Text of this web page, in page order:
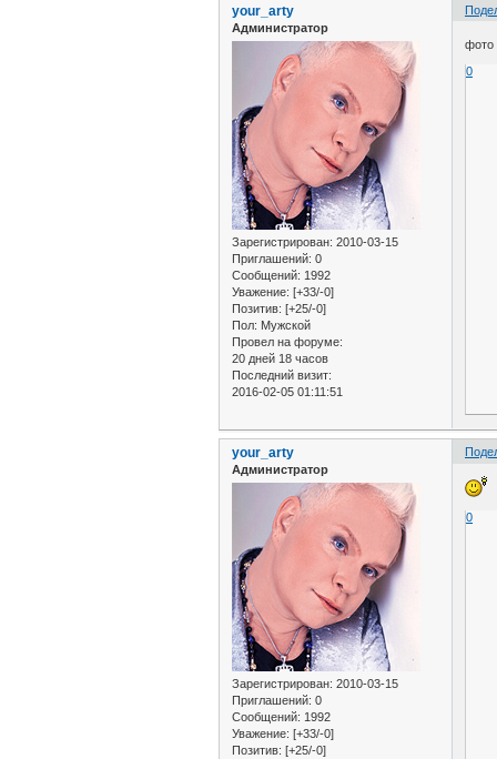
your_arty
Администратор
Зарегистрирован: 2010-03-15
Приглашений: 0
Сообщений: 1992
Уважение: [+33/-0]
Позитив: [+25/-0]
Пол: Мужской
Провел на форуме:
20 дней 18 часов
Последний визит:
2016-02-05 01:11:51
фото
0
your_arty
Администратор
Зарегистрирован: 2010-03-15
Приглашений: 0
Сообщений: 1992
Уважение: [+33/-0]
Позитив: [+25/-0]
0